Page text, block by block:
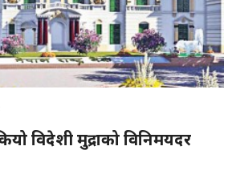
विदेशी मुद्राको विनिमयदर